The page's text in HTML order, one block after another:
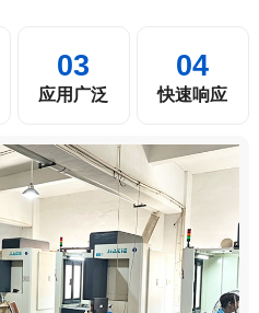
03
应用广泛
04
快速响应